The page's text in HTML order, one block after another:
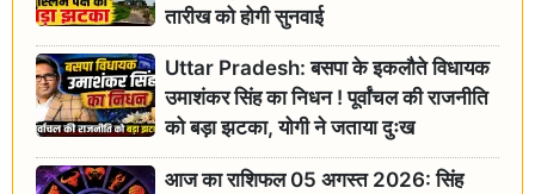
तारीख को होगी सुनवाई
Uttar Pradesh: बसपा के इकलौते विधायक
उमाशंकर सिंह का निधन ! पूर्वांचल की राजनीति
को बड़ा झटका, योगी ने जताया दुःख
आज का राशिफल 05 अगस्त 2026: सिंह